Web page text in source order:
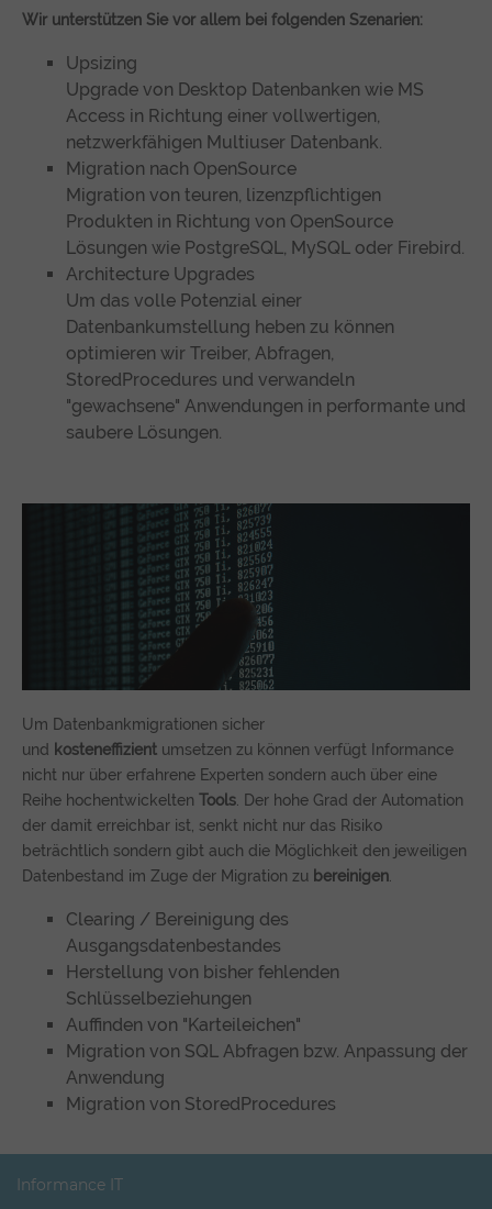
Wir unterstützen Sie vor allem bei folgenden Szenarien:
Upsizing
Upgrade von Desktop Datenbanken wie MS
Access in Richtung einer vollwertigen,
netzwerkfähigen Multiuser Datenbank.
Migration nach OpenSource
Migration von teuren, lizenzpflichtigen
Produkten in Richtung von OpenSource
Lösungen wie PostgreSQL, MySQL oder Firebird.
Architecture Upgrades
Um das volle Potenzial einer
Datenbankumstellung heben zu können
optimieren wir Treiber, Abfragen,
StoredProcedures und verwandeln
"gewachsene" Anwendungen in performante und
saubere Lösungen.
Um Datenbankmigrationen sicher
und kosteneffizient umsetzen zu können verfügt Informance
nicht nur über erfahrene Experten sondern auch über eine
Reihe hochentwickelten Tools . Der hohe Grad der Automation
der damit erreichbar ist, senkt nicht nur das Risiko
beträchtlich sondern gibt auch die Möglichkeit den jeweiligen
Datenbestand im Zuge der Migration zu bereinigen
Clearing / Bereinigung des
Ausgangsdatenbestandes
Herstellung von bisher fehlenden
Schlüsselbeziehungen
Auffinden von "Karteileichen"
Migration von SQL Abfragen bzw. Anpassung der
Anwendung
Migration von StoredProcedures
Informance IT